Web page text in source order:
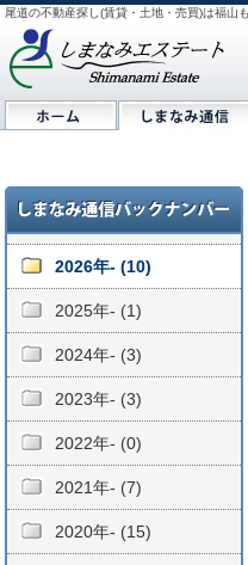
尾道の不動産探し(賃貸・土地・売買)は福山
2026年- (10)
2025年- (1)
2024年- (3)
2023年- (3)
2022年- (0)
2021年- (7)
2020年- (15)